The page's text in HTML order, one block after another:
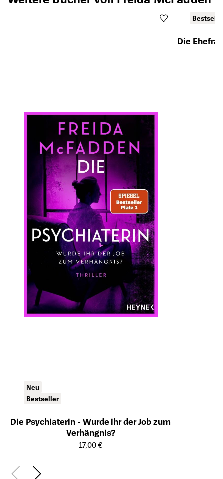
Neu
Bestseller
Die Psychiaterin - Wurde ihr der Job zum
Verhängnis?
Öffnet die Detailseite des Produkts
17,00 €
Die